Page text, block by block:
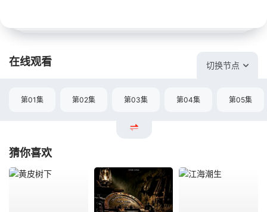
在线观看 切换节点
第01集 第02集 第03集 第04集 第05集
猜你喜欢